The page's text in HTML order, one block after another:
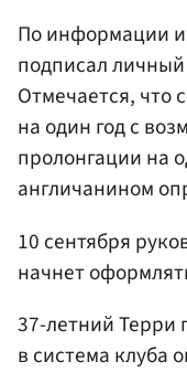
По информации
подписал
Отмечается, что
на один год с
пролонгации на
англичанином
10 сентября
начнет
37-летний Терри
в система клуба